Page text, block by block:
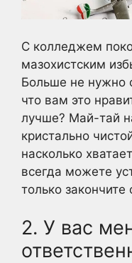
С колледжем
мазохистским
Больше не нужно
что вам это
лучше? Май-тай
кристально
насколько
всегда можете
только закончите
2. У вас